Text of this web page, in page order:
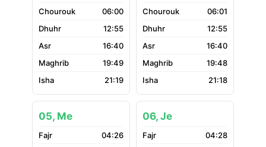
06:00
12:55
16:40
19:49
21:19
06:01
12:55
16:40
19:48
21:18
05, Me
04:26
06, Je
04:28